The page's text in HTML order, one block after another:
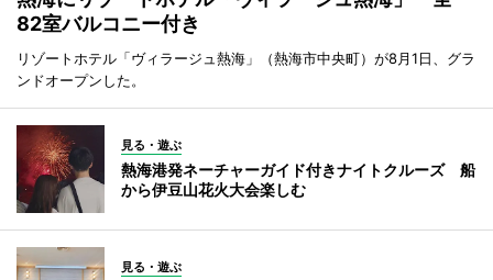
82室バルコニー付き
リゾートホテル「ヴィラージュ熱海」（熱海市中央町）が8月1日、グラ
ンドオープンした。
見る・遊ぶ
熱海港発ネーチャーガイド付きナイトクルーズ 船
から伊豆山花火大会楽しむ
見る・遊ぶ